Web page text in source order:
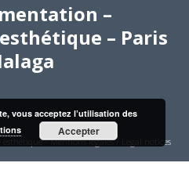
–
– Paris
esthétique -Mentions légales / Legal notices
vous acceptez l’utilisation des
Accepter